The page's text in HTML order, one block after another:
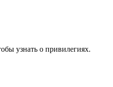
узнать о привилегиях.